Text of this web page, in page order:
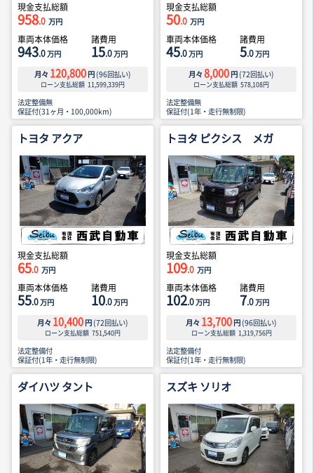
現金支払総額
958.0 万円
車両本体価格
943.0万円
諸費用
15.0万円
月々 120,800 円 (96回払い)
ローン支払総額 11,599,339円
法定整備無
保証付(31ヶ月・100,000km)
現金支払総額
50.0 万円
車両本体価格
45.0万円
諸費用
5.0万円
月々 8,000 円 (72回払い)
ローン支払総額 578,108円
法定整備無
保証付(1年・走行無制限)
トヨタ アクア
現金支払総額
65.0 万円
車両本体価格
55.0万円
諸費用
10.0万円
月々 10,400 円 (72回払い)
ローン支払総額 751,540円
法定整備付
保証付(1年・走行無制限)
トヨタ ピクシス メガ
現金支払総額
109.0 万円
車両本体価格
102.0万円
諸費用
7.0万円
月々 13,700 円 (96回払い)
ローン支払総額 1,319,756円
法定整備付
保証付(1年・走行無制限)
ダイハツ タント スズキ ソリオ